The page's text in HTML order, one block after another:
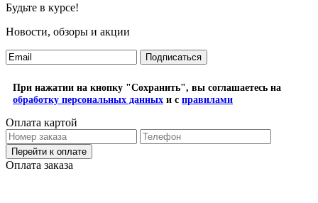
Будьте в курсе!
Новости, обзоры и акции
Подписаться
При нажатии на кнопку "Сохранить", вы соглашаетесь на
обработку персональных данных и с правилами
Оплата картой
Перейти к оплате
Оплата заказа